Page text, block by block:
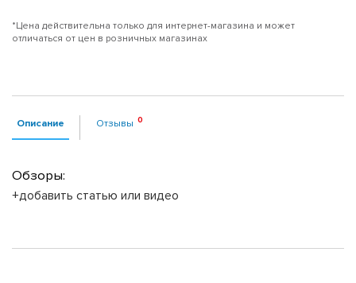
*Цена действительна только для интернет-магазина и может
отличаться от цен в розничных магазинах
Описание Отзывы
Обзоры:
+добавить статью или видео